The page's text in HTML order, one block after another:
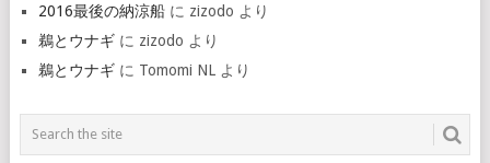
2016最後の納涼船に zizodo より
鵜とウナギに zizodo より
鵜とウナギに Tomomi NLより